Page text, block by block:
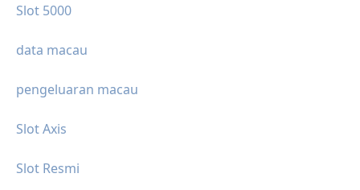
Slot 5000
data macau
pengeluaran macau
Slot Axis
Slot Resmi